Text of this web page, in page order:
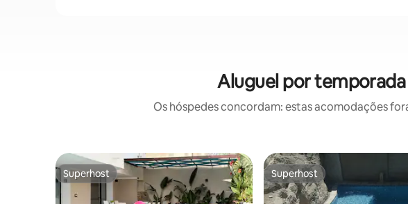
Aluguel por
Os hóspedes concordam: estas acomodações
Superhost
Superhost Superhost
Superhost